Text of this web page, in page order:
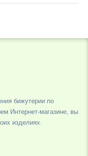
бижутерии по
Интернет-магазине, вы
изделиях.